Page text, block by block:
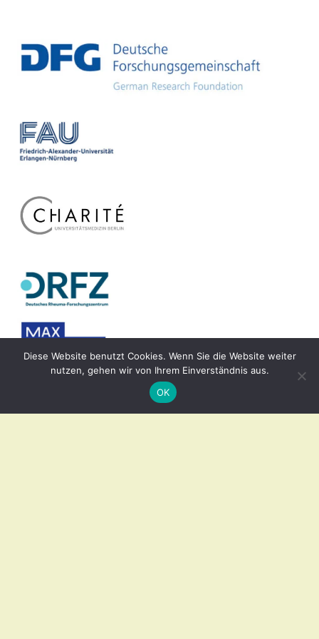
Diese Website benutzt Cookies. Wenn Sie die Website weiter
nutzen, gehen wir von Ihrem Einverständnis aus.
OK